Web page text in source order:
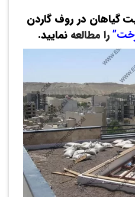
گیاهان در روف گاردن
”را مطالعه نمایید.